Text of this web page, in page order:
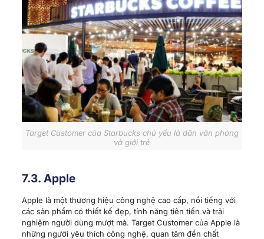
Target Customer của Starbucks chủ yếu là dân văn phòng
và giới trẻ
7.3. Apple
Apple là một thương hiệu công nghệ cao cấp, nổi tiếng với
các sản phẩm có thiết kế đẹp, tính năng tiên tiến và trải
nghiệm người dùng mượt mà. Target Customer của Apple là
những người yêu thích công nghệ, quan tâm đến chất